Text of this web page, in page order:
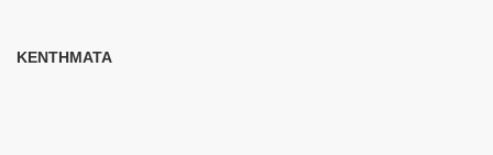
ΚΕΝΤΗΜΑΤΑ